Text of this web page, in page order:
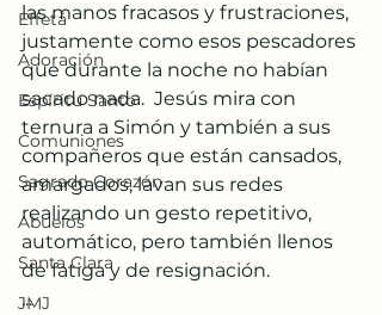
Effetá
Adoración
Espíritu Santo
Comuniones
Sagrado Corazón
Abuelos
Santa Clara
JMJ
las manos fracasos y frustraciones,
justamente como esos pescadores
que durante la noche no habían
sacado nada.  Jesús mira con
ternura a Simón y también a sus
compañeros que están cansados,
amargados, lavan sus redes
realizando un gesto repetitivo,
automático, pero también llenos
de fatiga y de resignación.
...